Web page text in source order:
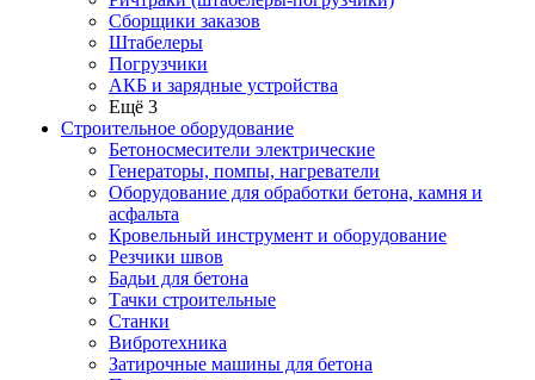
Сборщики заказов
Штабелеры
Погрузчики
АКБ и зарядные устройства
Ещё 3
Строительное оборудование
Бетоносмесители электрические
Генераторы, помпы, нагреватели
Оборудование для обработки бетона, камня и
асфальта
Кровельный инструмент и оборудование
Резчики швов
Бадьи для бетона
Тачки строительные
Станки
Вибротехника
Затирочные машины для бетона